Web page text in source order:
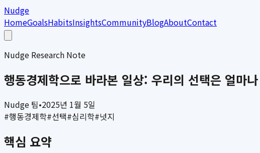
Nudge
HomeGoalsHabitsInsightsCommunityBlogAboutContact
Nudge Research Note
행동경제학으로 바라본 일상: 우리의 선택은 얼마
Nudge 팀•2025년 1월 5일
#행동경제학#선택#심리학#넛지
핵심 요약